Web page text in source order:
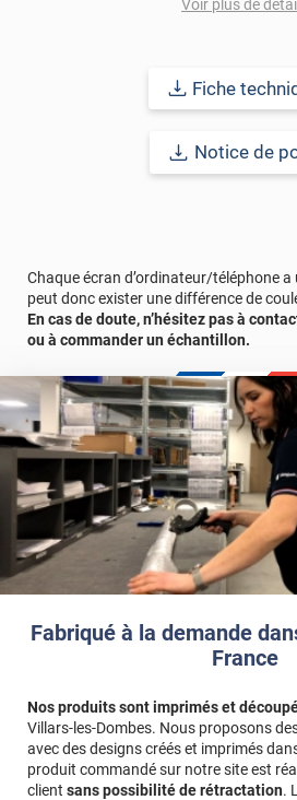
Fabriqué à la demande
France
Nos produits sont imprimés et
Villars-les-Dombes. Nous proposons
avec des designs créés et imprimés
produit commandé sur notre site est
client sans possibilité de rétractation.
Grâce à son épaisseur, cet adhésif
Afin de vous rendre compte de la qualité
Voir plus de
Fiche
Notice de
Chaque écran d’ordinateur/téléphone a
peut donc exister une différence de
En cas de doute, n’hésitez pas à
ou à commander un échantillon.